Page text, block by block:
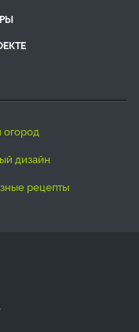
огород
дизайн
рецепты